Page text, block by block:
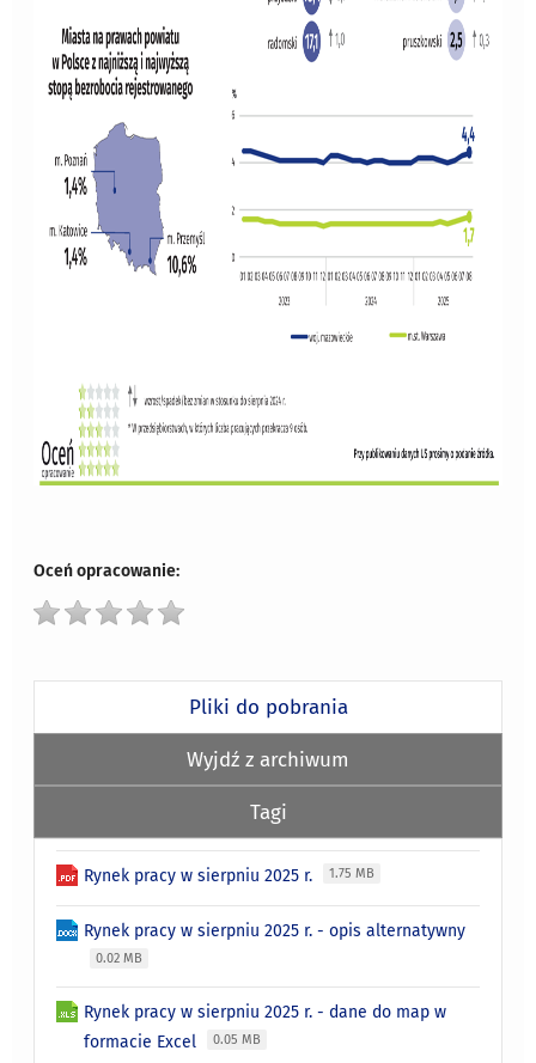
Oceń opracowanie:
Pliki do pobrania
Wyjdź z archiwum
Tagi
Rynek pracy w sierpniu 2025 r. 1.75 MB
Rynek pracy w sierpniu 2025 r. - opis alternatywny
0.02 MB
Rynek pracy w sierpniu 2025 r. - dane do map w
formacie Excel
0.05 MB